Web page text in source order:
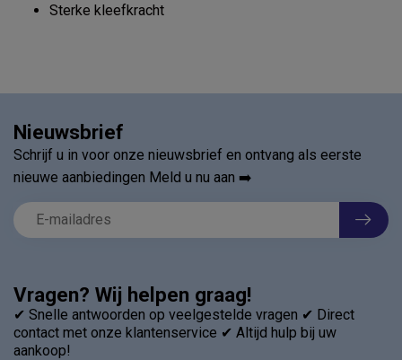
Sterke kleefkracht
Vragen? Wij helpen graag!
✔ Snelle antwoorden op veelgestelde vragen ✔ Direct
contact met onze klantenservice ✔ Altijd hulp bij uw
aankoop!
Nieuwsbrief
Schrijf u in voor onze nieuwsbrief en ontvang als eerste
nieuwe aanbiedingen Meld u nu aan ➡️